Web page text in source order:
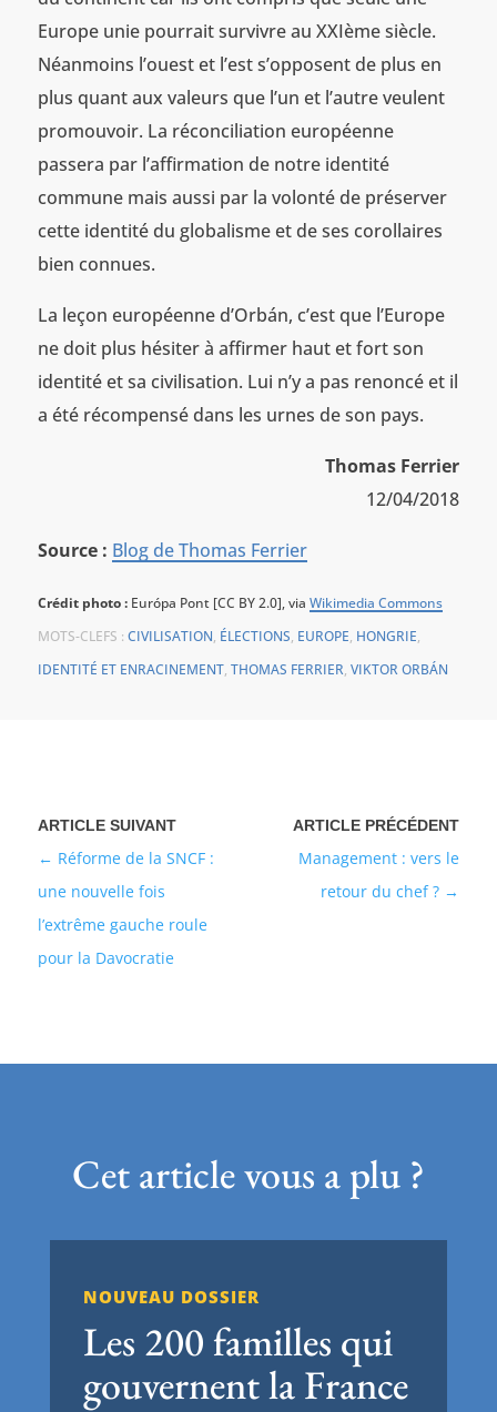
Europe unie pourrait survivre au XXIème siècle.
Néanmoins l’ouest et l’est s’opposent de plus en
plus quant aux valeurs que l’un et l’autre veulent
promouvoir. La réconciliation européenne
passera par l’affirmation de notre identité
commune mais aussi par la volonté de préserver
cette identité du globalisme et de ses corollaires
bien connues.
La leçon européenne d’Orbán, c’est que l’Europe
ne doit plus hésiter à affirmer haut et fort son
identité et sa civilisation. Lui n’y a pas renoncé et il
a été récompensé dans les urnes de son pays.
Thomas Ferrier
12/04/2018
Source : Blog de Thomas Ferrier
Crédit photo :Európa Pont [CC BY 2.0], via Wikimedia Commons
MOTS-CLEFS : CIVILISATION, ÉLECTIONS, EUROPE, HONGRIE,
IDENTITÉ ET ENRACINEMENT, THOMAS FERRIER, VIKTOR ORBÁN
Management : vers le
retour du chef ?
Réforme de la SNCF :
une nouvelle fois
l’extrême gauche roule
pour la Davocratie
Cet article vous a plu ?
NOUVEAU DOSSIER
Les 200 familles qui
gouvernent la France